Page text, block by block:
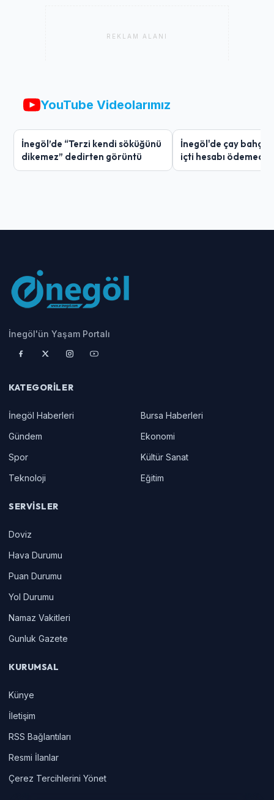
REKLAM ALANI
YouTube Videolarımız
İnegöl’de “Terzi kendi söküğünü
dikemez” dedirten görüntü
İnegöl'de çay
içti hesabı ödemedi
İnegöl'ün Yaşam Portalı
KATEGORILER
İnegöl Haberleri
Bursa Haberleri
Gündem
Ekonomi
Spor
Kültür Sanat
Teknoloji
Eğitim
SERVISLER
Doviz
Hava Durumu
Puan Durumu
Yol Durumu
Namaz Vakitleri
Gunluk Gazete
KURUMSAL
Künye
İletişim
RSS Bağlantıları
Resmi İlanlar
Çerez Tercihlerini Yönet